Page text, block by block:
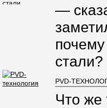
—
стали?
PVD-
Что же